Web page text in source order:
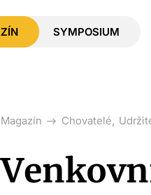
SYMPOSIUM
Magazín Chovatelé,